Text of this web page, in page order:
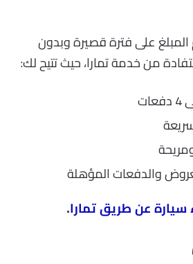
على فترة قصيرة وبدون
من خدمة تمارا، حيث تتيح لك:
والدفعات المؤهلة
عن طريق تمارا.